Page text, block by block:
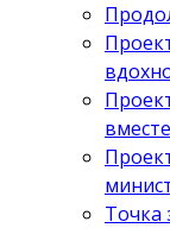
Точка